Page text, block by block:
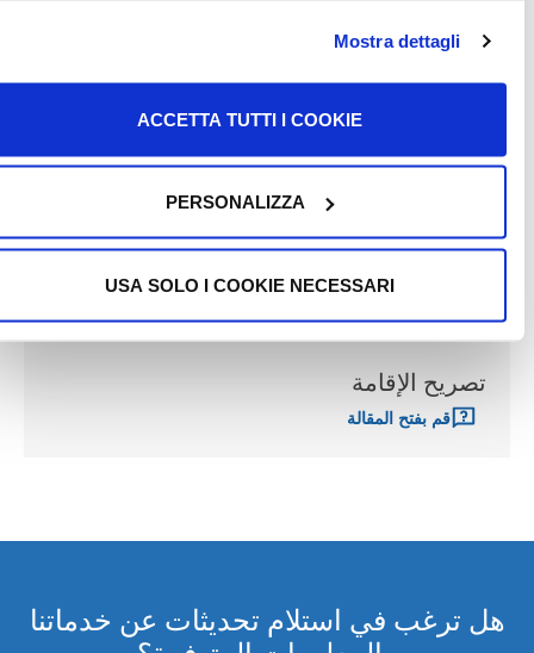
Mostra dettagli
ACCETTA TUTTI I COOKIE
PERSONALIZZA
USA SOLO I COOKIE NECESSARI
تكون مهتماً بـ
Servizio Sanitario Nazionale (SSN) – I
livelli نظام الرعاية الصحية الوطني الإيطالي
قم بفتح المقالة
تصريح الإقامة
قم بفتح المقالة
ترغب في استلام تحديثات عن خدماتنا